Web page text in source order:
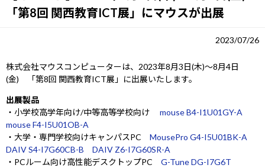
ノートPC
サーバー
ワークステーション
ディスプレイ
Windows 11|Copilot+ PC
NEXTGEAR
MousePro
iiyama
Windows 11|Copilot+ PC
クリエイティブ向け
学習向けパソコン
スペック/パーツ別
AIおすすめパソコン
Windows 11 |Copilot+ PC
人気モデルが期間限定・お
すべて新品の旧モデル製品
おすすめ目玉パソコン
今イチオシのパソコンをピ
Windows 11|Copilot+ PC
「第8回 関西教育ICT展」にマウスが出展
2023/07/26
株式会社マウスコンピューターは、2023年8月3日(木)～8月4日
(金) 「第8回 関西教育ICT展」に出展いたします。
出展製品
・小学校高学年向け/中等高等学校向け mouse B4-I1U01GY-A
mouse F4-I5U01OB-A
・大学・専門学校向けキャンパスPC MousePro G4-I5U01BK-A
DAIV S4-I7G60CB-B
DAIV Z6-I7G60SR-A
・PCルーム向け高性能デスクトップPC G-Tune DG-I7G6T